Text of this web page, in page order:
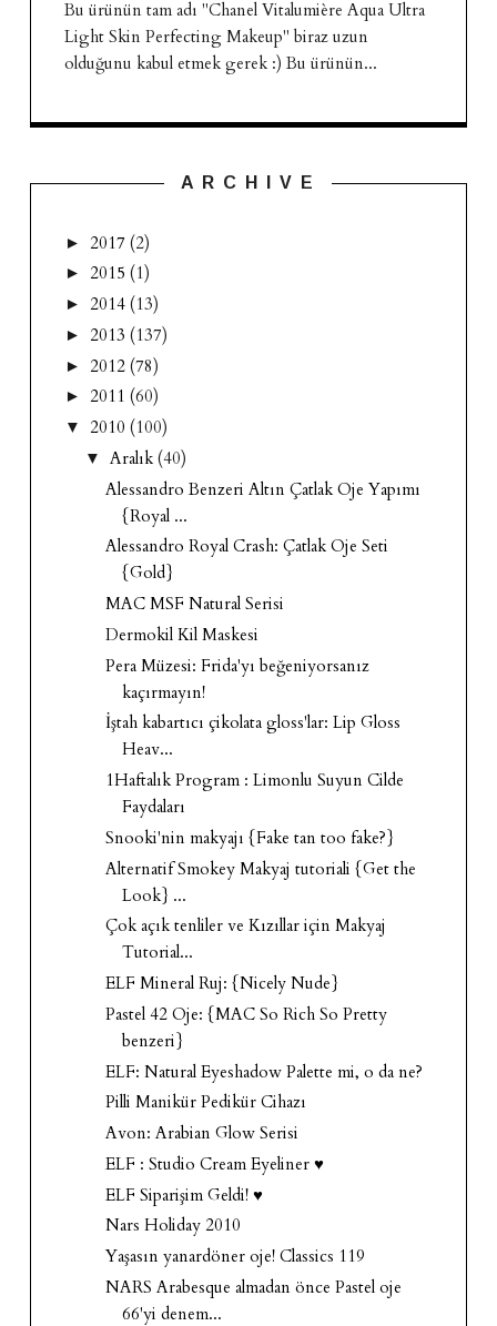
Bu ürünün tam adı "Chanel Vitalumière Aqua Ultra
Light Skin Perfecting Makeup" biraz uzun
olduğunu kabul etmek gerek :) Bu ürünün...
A R C H I V E
► 2017 (2)
► 2015 (1)
► 2014 (13)
► 2013 (137)
► 2012 (78)
► 2011 (60)
▼ 2010 (100)
▼ Aralık (40)
Alessandro Benzeri Altın Çatlak Oje Yapımı
{Royal ...
Alessandro Royal Crash: Çatlak Oje Seti
{Gold}
MAC MSF Natural Serisi
Dermokil Kil Maskesi
Pera Müzesi: Frida'yı beğeniyorsanız
kaçırmayın!
İştah kabartıcı çikolata gloss'lar: Lip Gloss
Heav...
1Haftalık Program : Limonlu Suyun Cilde
Faydaları
Snooki'nin makyajı {Fake tan too fake?}
Alternatif Smokey Makyaj tutoriali {Get the
Look} ...
Çok açık tenliler ve Kızıllar için Makyaj
Tutorial...
ELF Mineral Ruj: {Nicely Nude}
Pastel 42 Oje: {MAC So Rich So Pretty
benzeri}
ELF: Natural Eyeshadow Palette mi, o da ne?
Pilli Manikür Pedikür Cihazı
Avon: Arabian Glow Serisi
ELF : Studio Cream Eyeliner ♥
ELF Siparişim Geldi! ♥
Nars Holiday 2010
Yaşasın yanardöner oje! Classics 119
NARS Arabesque almadan önce Pastel oje
66'yi denem...